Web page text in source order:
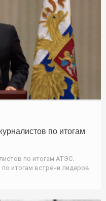
по итогам
по итогам АТЭС.
итогам встречи лидеров